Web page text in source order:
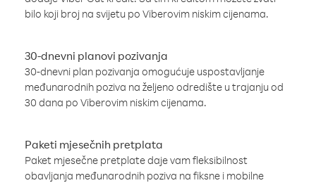
bilo koji broj na svijetu po Viberovim niskim cijenama.
30-dnevni planovi pozivanja
30-dnevni plan pozivanja omogućuje uspostavljanje
međunarodnih poziva na željeno odredište u trajanju od
30 dana po Viberovim niskim cijenama.
Paketi mjesečnih pretplata
Paket mjesečne pretplate daje vam fleksibilnost
obavljanja međunarodnih poziva na fiksne i mobilne